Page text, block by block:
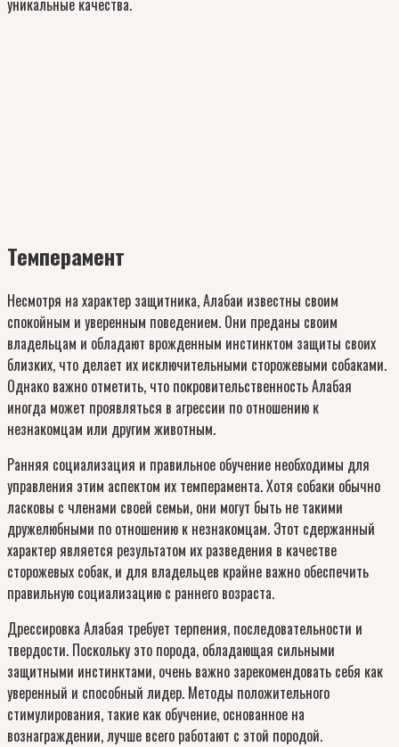
уникальные качества.
Темперамент
Несмотря на характер защитника, Алабаи известны своим
спокойным и уверенным поведением. Они преданы своим
владельцам и обладают врожденным инстинктом защиты своих
близких, что делает их исключительными сторожевыми собаками.
Однако важно отметить, что покровительственность Алабая
иногда может проявляться в агрессии по отношению к
незнакомцам или другим животным.
Ранняя социализация и правильное обучение необходимы для
управления этим аспектом их темперамента. Хотя собаки обычно
ласковы с членами своей семьи, они могут быть не такими
дружелюбными по отношению к незнакомцам. Этот сдержанный
характер является результатом их разведения в качестве
сторожевых собак, и для владельцев крайне важно обеспечить
правильную социализацию с раннего возраста.
Дрессировка Алабая требует терпения, последовательности и
твердости. Поскольку это порода, обладающая сильными
защитными инстинктами, очень важно зарекомендовать себя как
уверенный и способный лидер. Методы положительного
стимулирования, такие как обучение, основанное на
вознаграждении, лучше всего работают с этой породой.